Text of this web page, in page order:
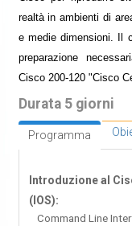
realtà in ambienti di
e medie dimensioni. Il
preparazione
Cisco 200-120 "Cisco
Durata 5 giorni
Programma
Introduzione al
(IOS):
Command Line